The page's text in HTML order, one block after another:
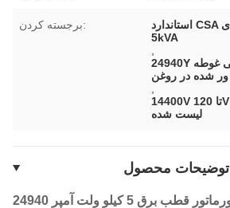
برجسته کردن:
استاندارد CSA برای ترانسفورماتور های
5kVA
24940Y ترانسفورماتور الکتریکی غوطه
ور شده در روغن
14400V تا 120V ترانسفورماتور cUL
لیست شده
توضیحات محصول
ترانسفورماتور قطب برق 5 کیلو ولت آمپر 24940Y 14400 ولت